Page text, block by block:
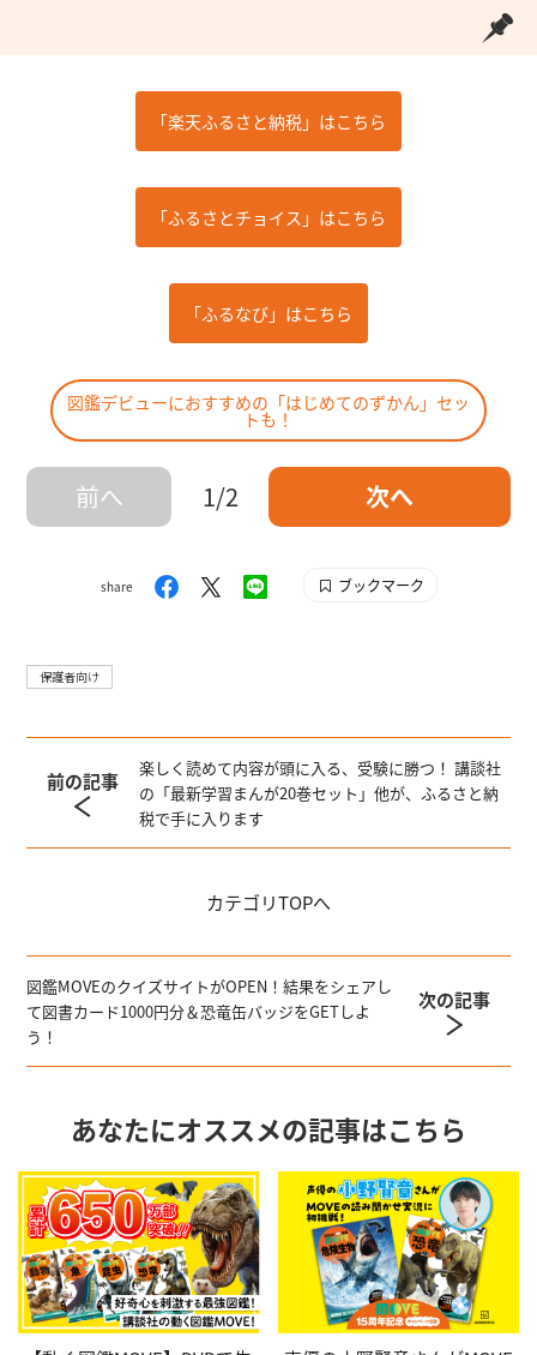
「楽天ふるさと納税」はこちら
「ふるさとチョイス」はこちら
「ふるなび」はこちら
図鑑デビューにおすすめの「はじめてのずかん」セッ
トも！
前へ 1/2 次へ
share ブックマーク
保護者向け
前の記事
楽しく読めて内容が頭に入る、受験に勝つ！ 講談社
の「最新学習まんが20巻セット」他が、ふるさと納
税で手に入ります
カテゴリTOPへ
図鑑MOVEのクイズサイトがOPEN！結果をシェアし
て図書カード1000円分＆恐竜缶バッジをGETしよ
う！
次の記事
あなたにオススメの記事はこちら